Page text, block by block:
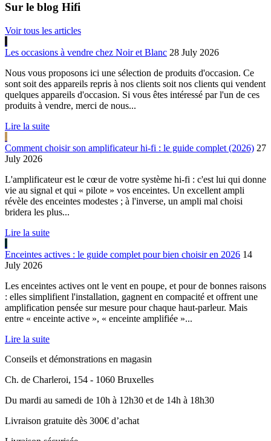
Sur le blog Hifi
Voir tous les articles
Les occasions à vendre chez Noir et Blanc 28 July 2026
Nous vous proposons ici une sélection de produits d'occasion. Ce
sont soit des appareils repris à nos clients soit nos clients qui vendent
quelques appareils d'occasion. Si vous êtes intéressé par l'un de ces
produits à vendre, merci de nous...
Lire la suite
Comment choisir son amplificateur hi-fi : le guide complet (2026) 27
July 2026
L'amplificateur est le cœur de votre système hi-fi : c'est lui qui donne
vie au signal et qui « pilote » vos enceintes. Un excellent ampli
révèle des enceintes modestes ; à l'inverse, un ampli mal choisi
bridera les plus...
Lire la suite
Enceintes actives : le guide complet pour bien choisir en 2026 14
July 2026
Les enceintes actives ont le vent en poupe, et pour de bonnes raisons
: elles simplifient l'installation, gagnent en compacité et offrent une
amplification pensée sur mesure pour chaque haut-parleur. Mais
entre « enceinte active », « enceinte amplifiée »...
Lire la suite
Conseils et démonstrations en magasin
Ch. de Charleroi, 154 - 1060 Bruxelles
Du mardi au samedi de 10h à 12h30 et de 14h à 18h30
Livraison gratuite dès 300€ d’achat